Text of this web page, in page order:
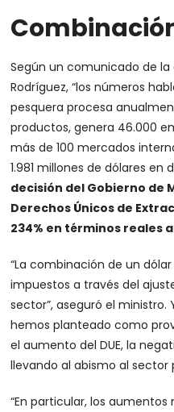
Según un comunicado de
Rodríguez, “los números
pesquera procesa
productos, genera 46.000
más de 100 mercados
1.981 millones de dólares en
decisión del Gobierno de
Derechos Únicos de
234% en términos reales
“La combinación de un
impuestos a través del
sector”, aseguró el ministro.
hemos planteado como
el aumento del DUE, la
llevando al abismo al sector
“En particular, los